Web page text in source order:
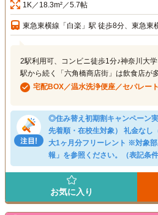
1K／18.3m²／5.7帖
東急東横線「白楽」駅 徒歩8分、東急東
2駅利用可、コンビニ徒歩1分♪神奈川大
駅から続く「六角橋商店街」は飲食店が
宅配BOX／温水洗浄便座／セパレー
◎住み替え初期割キャンペーン
先着順・在校生対象） 礼金なし
大1ヶ月分フリーレント ※対象
報」を参照ください。（表記条件
お気に入り